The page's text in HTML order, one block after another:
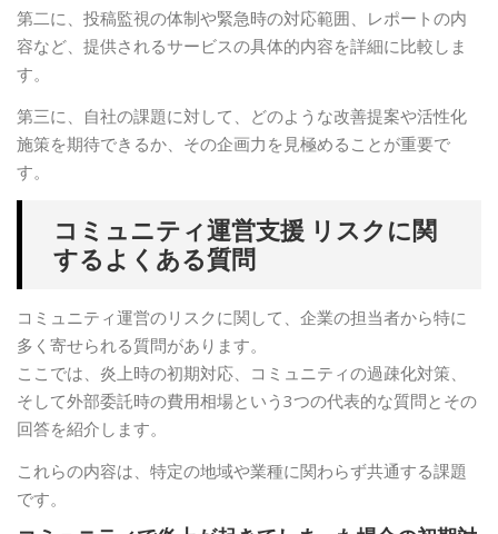
第二に、投稿監視の体制や緊急時の対応範囲、レポートの内
容など、提供されるサービスの具体的内容を詳細に比較しま
す。
第三に、自社の課題に対して、どのような改善提案や活性化
施策を期待できるか、その企画力を見極めることが重要で
す。
コミュニティ運営支援 リスクに関
するよくある質問
コミュニティ運営のリスクに関して、企業の担当者から特に
多く寄せられる質問があります。
ここでは、炎上時の初期対応、コミュニティの過疎化対策、
そして外部委託時の費用相場という3つの代表的な質問とその
回答を紹介します。
これらの内容は、特定の地域や業種に関わらず共通する課題
です。